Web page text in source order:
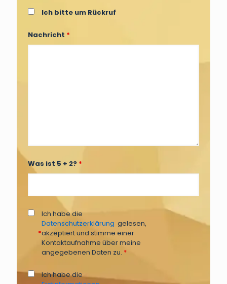
Ich bitte um Rückruf
Nachricht *
Was ist 5 + 2? *
*
Ich habe die
Datenschutzerklärung gelesen,
akzeptiert und stimme einer
Kontaktaufnahme über meine
angegebenen Daten zu. *
Ich habe die